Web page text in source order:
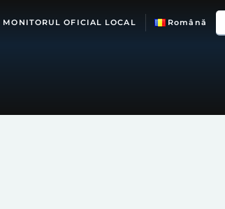
MONITORUL OFICIAL LOCAL Română